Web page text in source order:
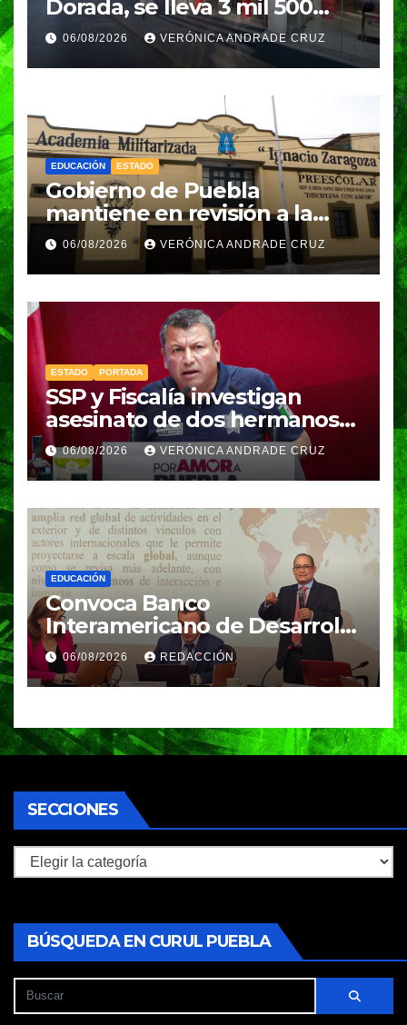
Dorada, se lleva 3 mil 500
pesos
06/08/2026 VERÓNICA ANDRADE CRUZ
EDUCACIÓN ESTADO
Gobierno de Puebla
mantiene en revisión a la
Academia Militarizada para
seguir operando: Armenta
06/08/2026 VERÓNICA ANDRADE CRUZ
ESTADO PORTADA
SSP y Fiscalía investigan
asesinato de dos hermanos
en Huixcolotla; refuerzan
seguridad en la Central de
Abasto
06/08/2026 VERÓNICA ANDRADE CRUZ
EDUCACIÓN
Convoca Banco
Interamericano de Desarrollo
a investigador BUAP para
análisis internacional
06/08/2026 REDACCIÓN
SECCIONES
Secciones
BÚSQUEDA EN CURUL PUEBLA